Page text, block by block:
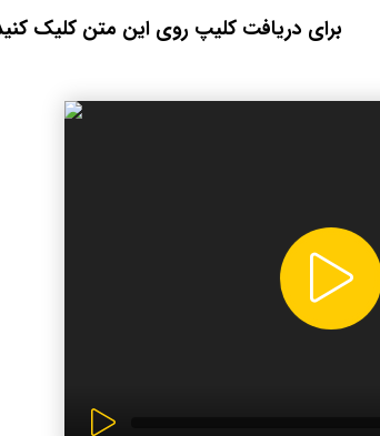
برای دریافت کلیپ روی این متن کلیک